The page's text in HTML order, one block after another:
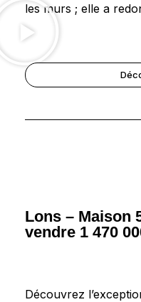
les murs ; elle a
Lons – Maison
vendre 1 470
Découvrez